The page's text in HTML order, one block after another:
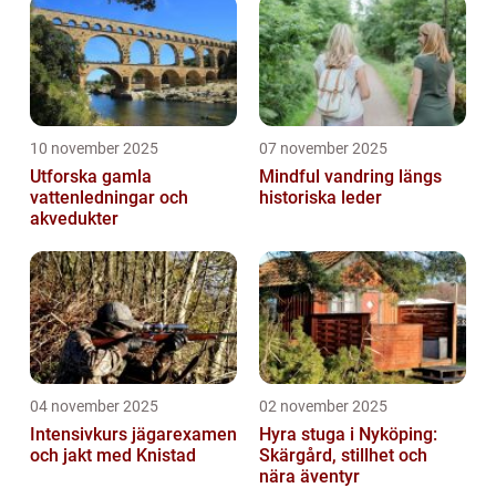
10 november 2025
Utforska gamla
vattenledningar och
akvedukter
07 november 2025
Mindful vandring längs
historiska leder
04 november 2025
Intensivkurs jägarexamen
och jakt med Knistad
02 november 2025
Hyra stuga i Nyköping:
Skärgård, stillhet och
nära äventyr